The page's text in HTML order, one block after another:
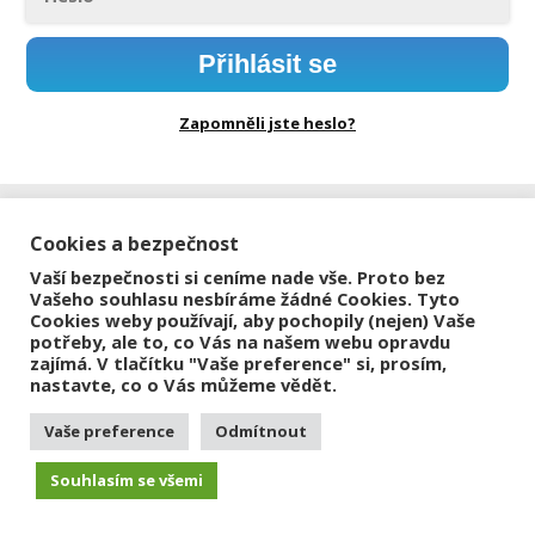
Přihlásit se
Zapomněli jste heslo?
Cookies a bezpečnost
Vaší bezpečnosti si ceníme nade vše. Proto bez
Vašeho souhlasu nesbíráme žádné Cookies. Tyto
Cookies weby používají, aby pochopily (nejen) Vaše
potřeby, ale to, co Vás na našem webu opravdu
zajímá. V tlačítku "Vaše preference" si, prosím,
nastavte, co o Vás můžeme vědět.
Vaše preference Odmítnout
Souhlasím se všemi